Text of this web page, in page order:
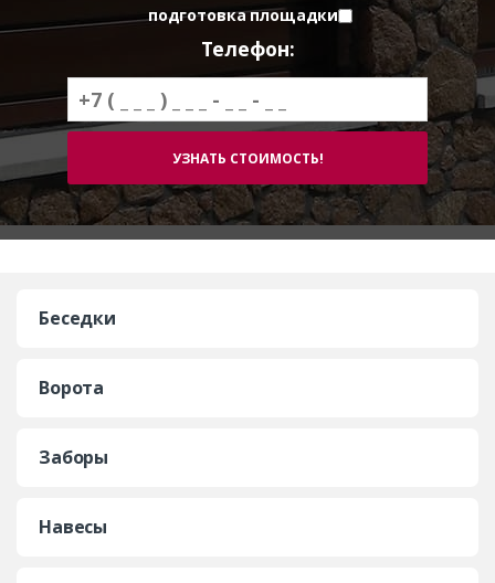
подготовка площадки
Телефон:
Беседки
Ворота
Заборы
Навесы